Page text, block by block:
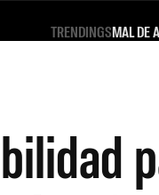
TRENDINGSMAL DE